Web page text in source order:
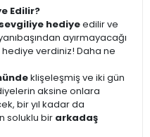
Edilir?
sevgiliye hediyeedilir ve
ayırmayacağı
verdiniz! Daha ne
klişeleşmiş ve iki gün
aksine onlara
bir yıl kadar da
soluklu bir arkadaş